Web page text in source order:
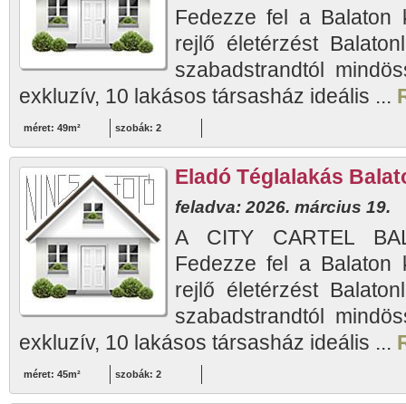
Fedezze fel a Balaton
rejlő életérzést
szabadstrandtól
exkluzív, 10 lakásos társasház ideális ...
méret: 49m² szobák: 2
Eladó Téglalakás
feladva: 2026. március 19.
A CITY CARTEL
Fedezze fel a Balaton
rejlő életérzést
szabadstrandtól
exkluzív, 10 lakásos társasház ideális ...
méret: 45m² szobák: 2